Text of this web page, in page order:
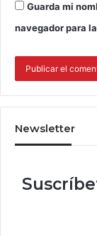
Guarda mi
navegador para
Newsletter